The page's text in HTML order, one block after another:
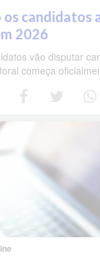
os candidatos
2026
vão disputar
começa